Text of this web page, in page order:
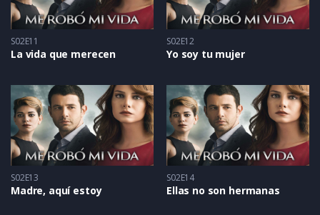
S02E11
La vida que merecen
S02E12
Yo soy tu mujer
S02E13
Madre, aquí estoy
S02E14
Ellas no son hermanas